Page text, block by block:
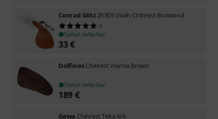
Conrad GötzZK305 Violin Chinrest Boxwood
6
Sofort lieferbar
33€
DolfinosChinrest Vienna Brown
Sofort lieferbar
189 €
Gewa Chinrest Teka 4/4